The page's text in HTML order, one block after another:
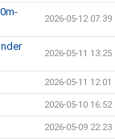
2026-05-12 07:39
2026-05-11 13:25
2026-05-11 12:01
2026-05-10 16:52
2026-05-09 22:23